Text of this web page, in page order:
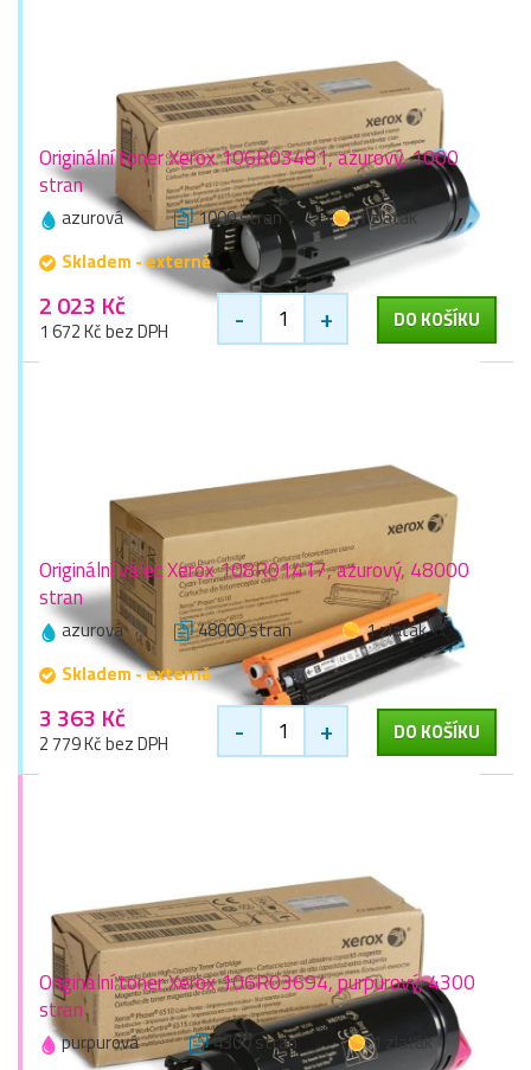
Originální toner Xerox 106R03481, azurový, 1000
stran
azurová 1000 stran
1 zlaťák
Skladem - externě
2 023 Kč
1 672 Kč bez DPH - + DO KOŠÍKU
Originální válec Xerox 108R01417, azurový, 48000
stran
azurová 48000 stran
1 zlaťák
Skladem - externě
3 363 Kč
2 779 Kč bez DPH - + DO KOŠÍKU
Originální toner Xerox 106R03694, purpurový, 4300
stran
purpurová 4300 stran
1 zlaťák